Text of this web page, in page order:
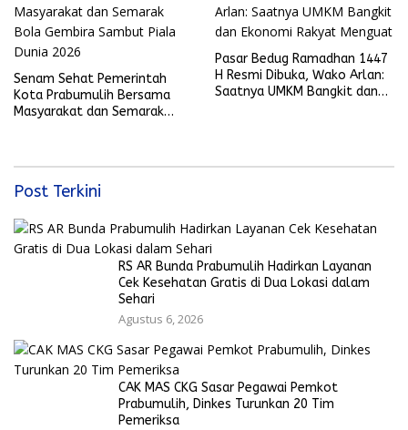
Senam Sehat Pemerintah
Kota Prabumulih Bersama
Masyarakat dan Semarak
Pasar Bedug Ramadhan 1447
H Resmi Dibuka, Wako Arlan:
Saatnya UMKM Bangkit dan
Post Terkini
RS AR Bunda Prabumulih Hadirkan Layanan
Cek Kesehatan Gratis di Dua Lokasi dalam
Sehari
Agustus 6, 2026
CAK MAS CKG Sasar Pegawai Pemkot
Prabumulih, Dinkes Turunkan 20 Tim
Pemeriksa